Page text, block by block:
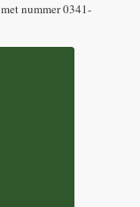
nummer 0341-